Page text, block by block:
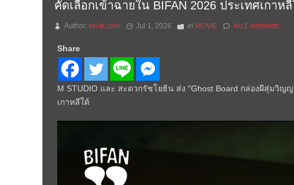
คัดเลือกเข้าฉายใน BIFAN 2026 ประเทศเกาห
Author: en-tk.com Jul 1, 2026 in MOVIE No Comments
Share
M STUDIO และ สะดวกรัชโยธิน ส่ง “Ghost Board กล่องผีสุ่มวิญ
เกาหลีใต้